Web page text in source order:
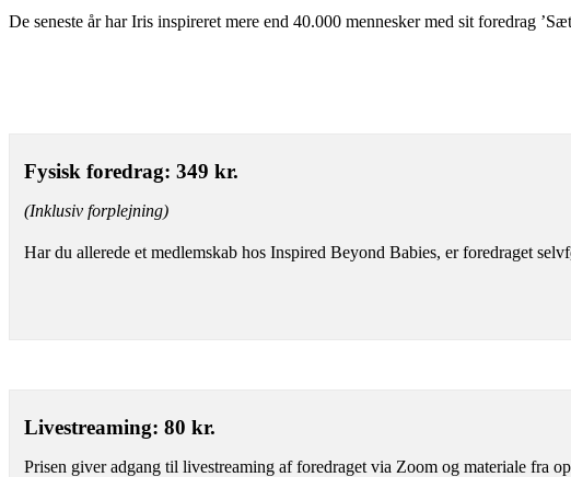
De seneste år har Iris inspireret mere end 40.000 mennesker med sit foredrag
Fysisk foredrag: 349 kr.
(Inklusiv forplejning)
Har du allerede et medlemskab hos Inspired Beyond Babies, er foredraget
Livestreaming: 80 kr.
Prisen giver adgang til livestreaming af foredraget via Zoom og materiale fra